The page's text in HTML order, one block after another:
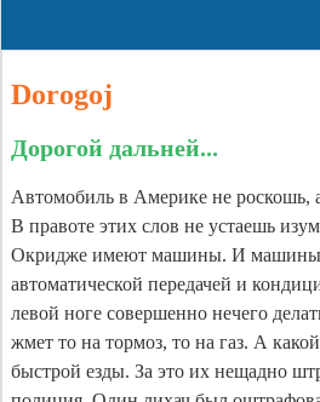
Dorogoj
Дорогой дальней...
Автомобиль в Америке не роскошь,
В правоте этих слов не устаешь
Окридже имеют машины. И машины
автоматической передачей и
левой ноге совершенно нечего
жмет то на тормоз, то на газ. А
быстрой езды. За это их нещадно